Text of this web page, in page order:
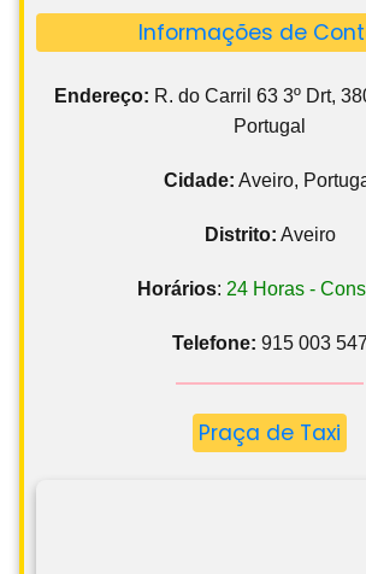
Informações de
Endereço: R. do Carril 63 3º Drt,
Portugal
Cidade: Aveiro,
Distrito: Aveiro
Horários: 24 Horas -
Telefone: 915 003 547
Praça de Taxi